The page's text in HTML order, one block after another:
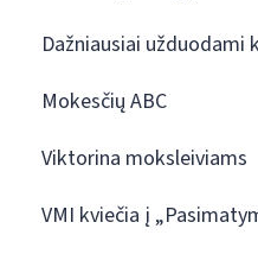
Dažniausiai užduodami
Mokesčių ABC
Viktorina moksleiviams
VMI kviečia į